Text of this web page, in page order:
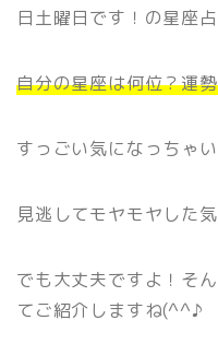
日土曜日です！の星座
自分の星座は何位？運
すっごい気になっちゃ
見逃してモヤモヤした
でも大丈夫ですよ！そ
てご紹介しますね(^^♪